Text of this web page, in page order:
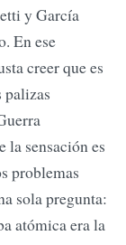
y García
En ese
creer que es
palizas
sensación es
problemas
sola pregunta:
atómica era la